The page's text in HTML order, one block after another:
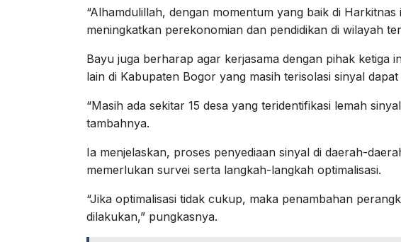
“Alhamdulillah, dengan momentum yang baik di
meningkatkan perekonomian dan pendidikan di wilayah
Bayu juga berharap agar kerjasama dengan pihak ketiga
lain di Kabupaten Bogor yang masih terisolasi sinyal
“Masih ada sekitar 15 desa yang teridentifikasi lemah
tambahnya.
Ia menjelaskan, proses penyediaan sinyal di daerah-
memerlukan survei serta langkah-langkah optimalisasi.
“Jika optimalisasi tidak cukup, maka penambahan
dilakukan,” pungkasnya.